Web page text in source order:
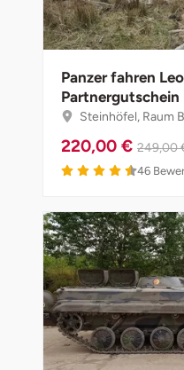
Panzer fahren
Partnergutschein
Steinhöfel, Raum
220,00 € 249,00
4.5
46
Deggendorf
Dessau
Dietzenbach
Dorsten
Dortmund
Dresden
Duisburg
sächsische Schweiz